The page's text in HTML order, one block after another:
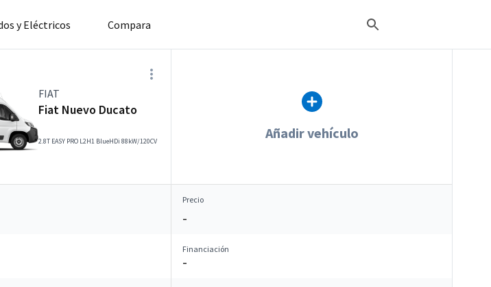
y Eléctricos Compara
FIAT
Fiat Nuevo Ducato
2.8T EASY PRO L2H1 BlueHDi 88kW/120CV Añadir vehículo
Precio
–
Financiación
–